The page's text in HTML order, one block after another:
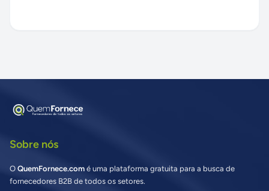
Sobre nós
O QuemFornece.com é uma plataforma gratuita para a busca de
fornecedores B2B de todos os setores.